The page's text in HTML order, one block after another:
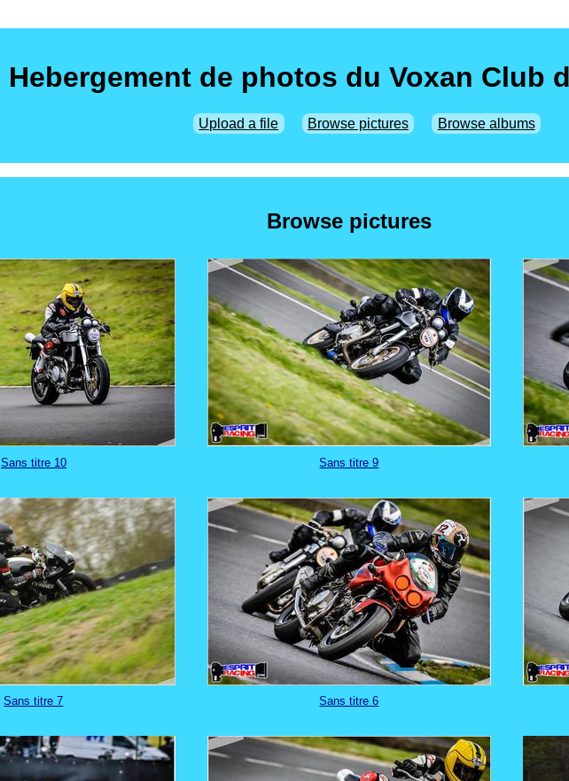
Hebergement de photos du Voxan Club
Upload a file Browse pictures Browse albums
Browse pictures
Sans titre 10 Sans titre 9
Sans titre 7 Sans titre 6